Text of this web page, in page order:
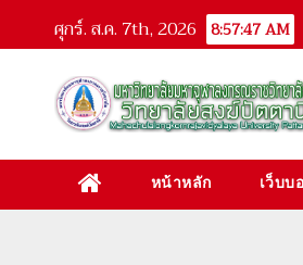
ศุกร์. ส.ค. 7th, 2026 8:57:48 AM
หน้าหลัก เว็บบ